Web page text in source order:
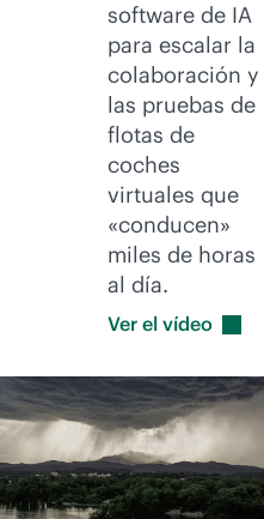
software de IA
para escalar la
colaboración y
las pruebas de
flotas de
coches
virtuales que
«conducen»
miles de horas
al día.
Ver el vídeo